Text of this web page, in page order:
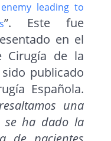
leading to
”. Este fue
en el
Cirugía de la
publicado
Española.
una
se ha dado la